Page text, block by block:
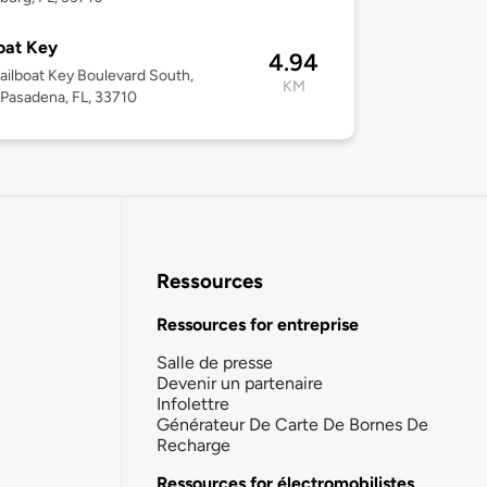
Key
Key Boulevard South,
FL, 33710
4.94
KM
Ressources
Ressources for entreprise
Salle de presse
Devenir un partenaire
Infolettre
Générateur De Carte De Bornes De
Recharge